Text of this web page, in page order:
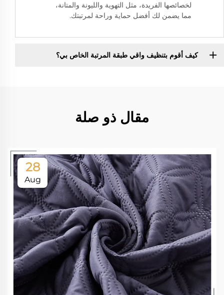
لخصائصها الفريدة، مثل التهوية والليونة والمتانة،
مما يضمن لك أفضل حماية وراحة لمرتبتك.
كيف أقوم بتنظيف واقي طبقة المرتبة الخاص بي؟
مقال ذو صلة
28
Aug